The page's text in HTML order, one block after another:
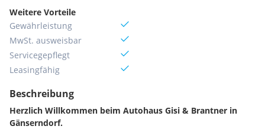
Weitere Vorteile
Gewährleistung
MwSt. ausweisbar
Servicegepflegt
Leasingfähig
Beschreibung
Herzlich Willkommen beim Autohaus Gisi & Brantner in
Gänserndorf.